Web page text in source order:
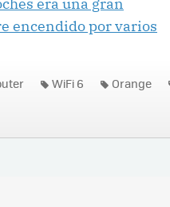
encendido por varios
WiFi 6 Orange